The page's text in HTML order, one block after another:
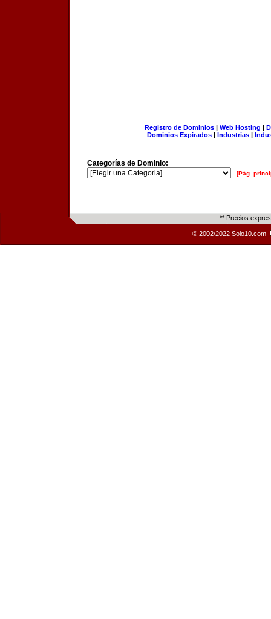
Registro de Dominios| Web Hosting |
Dominios Expirados | Industrias |
Categorías de Dominio:
[Pág.
** Precios
© 2002/2022 Solo10.com